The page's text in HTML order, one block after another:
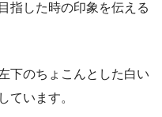
指した時の印象を伝える
下のちょこんとした白い
ています。